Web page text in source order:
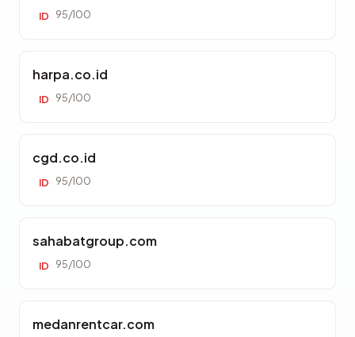
ID 95/100
harpa.co.id
ID 95/100
cgd.co.id
ID 95/100
sahabatgroup.com
ID 95/100
medanrentcar.com